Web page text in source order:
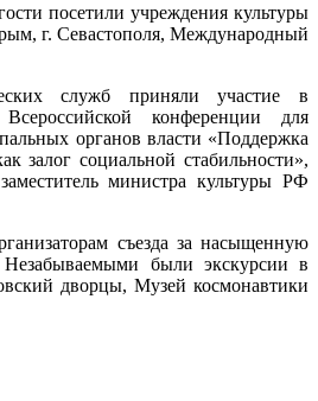
посетили учреждения культуры
г. Севастополя, Международный
служб приняли участие в
конференции для
органов власти «Поддержка
залог социальной стабильности»,
министра культуры РФ
съезда за насыщенную
Незабываемыми были экскурсии в
дворцы, Музей космонавтики